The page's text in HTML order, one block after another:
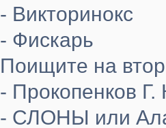
- Викторинокс
- Фискарь
Поищите на
- Прокопенков Г.
- СЛОНЫ или